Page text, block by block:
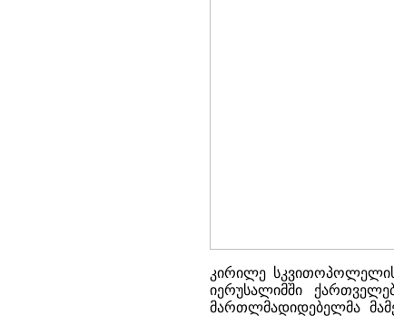
კირილე სკვითოპოლელის
იერუსალიმში
მართლმადიდებელმა